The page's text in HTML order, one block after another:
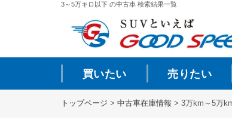
3～5万キロ以下 の中古車 検索結果一覧
買いたい 売りたい
トップページ > 中古車在庫情報 > 3万km～5万